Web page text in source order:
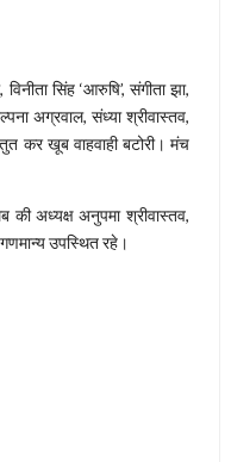
सिंह ‘आरुषि’, संगीता झा,
अग्रवाल, संध्या श्रीवास्तव,
कर खूब वाहवाही बटोरी। मंच
की अध्यक्ष अनुपमा श्रीवास्तव,
गणमान्य उपस्थित रहे।